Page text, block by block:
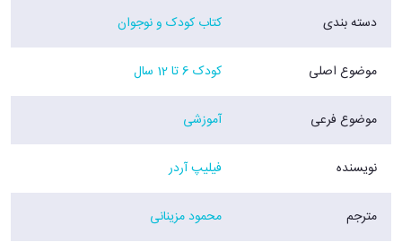
دسته بندی کتاب کودک و نوجوان
موضوع اصلی کودک 6 تا 12 سال
موضوع فرعی آموزشی
نویسنده فیلیپ آردر
مترجم محمود مزینانی